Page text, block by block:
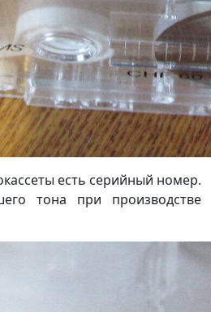
есть серийный номер.
тона при производстве